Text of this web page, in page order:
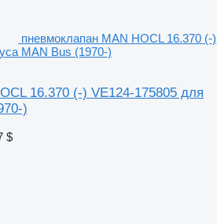
пневмоклапан MAN HOCL 16.370 (-)
MAN Bus (1970-)
16.370 (-) VE124-175805 для
)
$